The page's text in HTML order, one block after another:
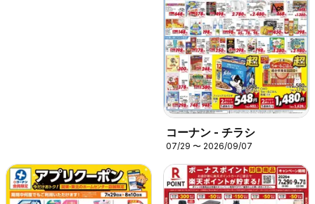
コーナン - チラシ
07/29 〜 2026/09/07